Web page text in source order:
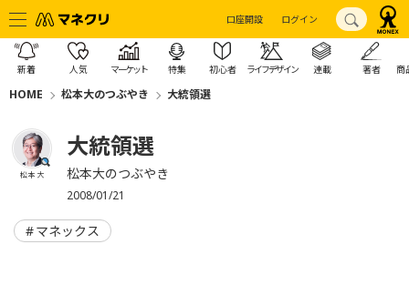
口座開設 ログイン
新着 人気 マーケット 特集 初心者 ライフデザイン 連載 著者 商
HOME 松本大のつぶやき 大統領選
松本 大
大統領選
松本大のつぶやき
2008/01/21
マネックス